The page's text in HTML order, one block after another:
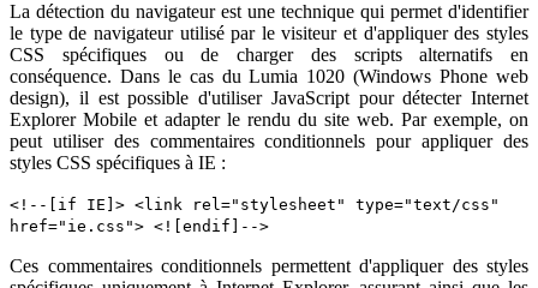
La détection du navigateur est une technique qui permet d'identifier
le type de navigateur utilisé par le visiteur et d'appliquer des styles
CSS spécifiques ou de charger des scripts alternatifs en
conséquence. Dans le cas du Lumia 1020 (Windows Phone web
design), il est possible d'utiliser JavaScript pour détecter Internet
Explorer Mobile et adapter le rendu du site web. Par exemple, on
peut utiliser des commentaires conditionnels pour appliquer des
styles CSS spécifiques à IE :
<!--[if IE]> <link rel="stylesheet" type="text/css"
href="ie.css"> <![endif]-->
Ces commentaires conditionnels permettent d'appliquer des styles